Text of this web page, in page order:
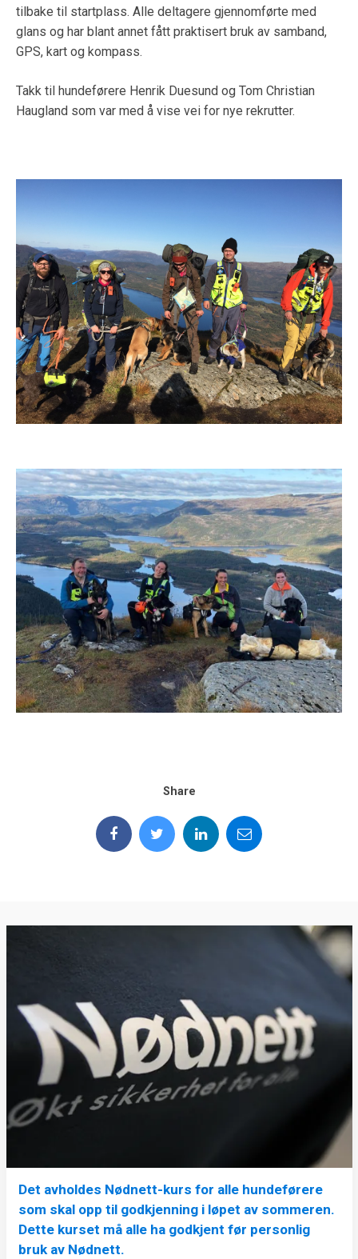
tilbake til startplass. Alle deltagere gjennomførte med
glans og har blant annet fått praktisert bruk av samband,
GPS, kart og kompass.
Takk til hundeførere Henrik Duesund og Tom Christian
Haugland som var med å vise vei for nye rekrutter.
Share
Det avholdes Nødnett-kurs for alle hundeførere
som skal opp til godkjenning i løpet av sommeren.
Dette kurset må alle ha godkjent før personlig
bruk av Nødnett.